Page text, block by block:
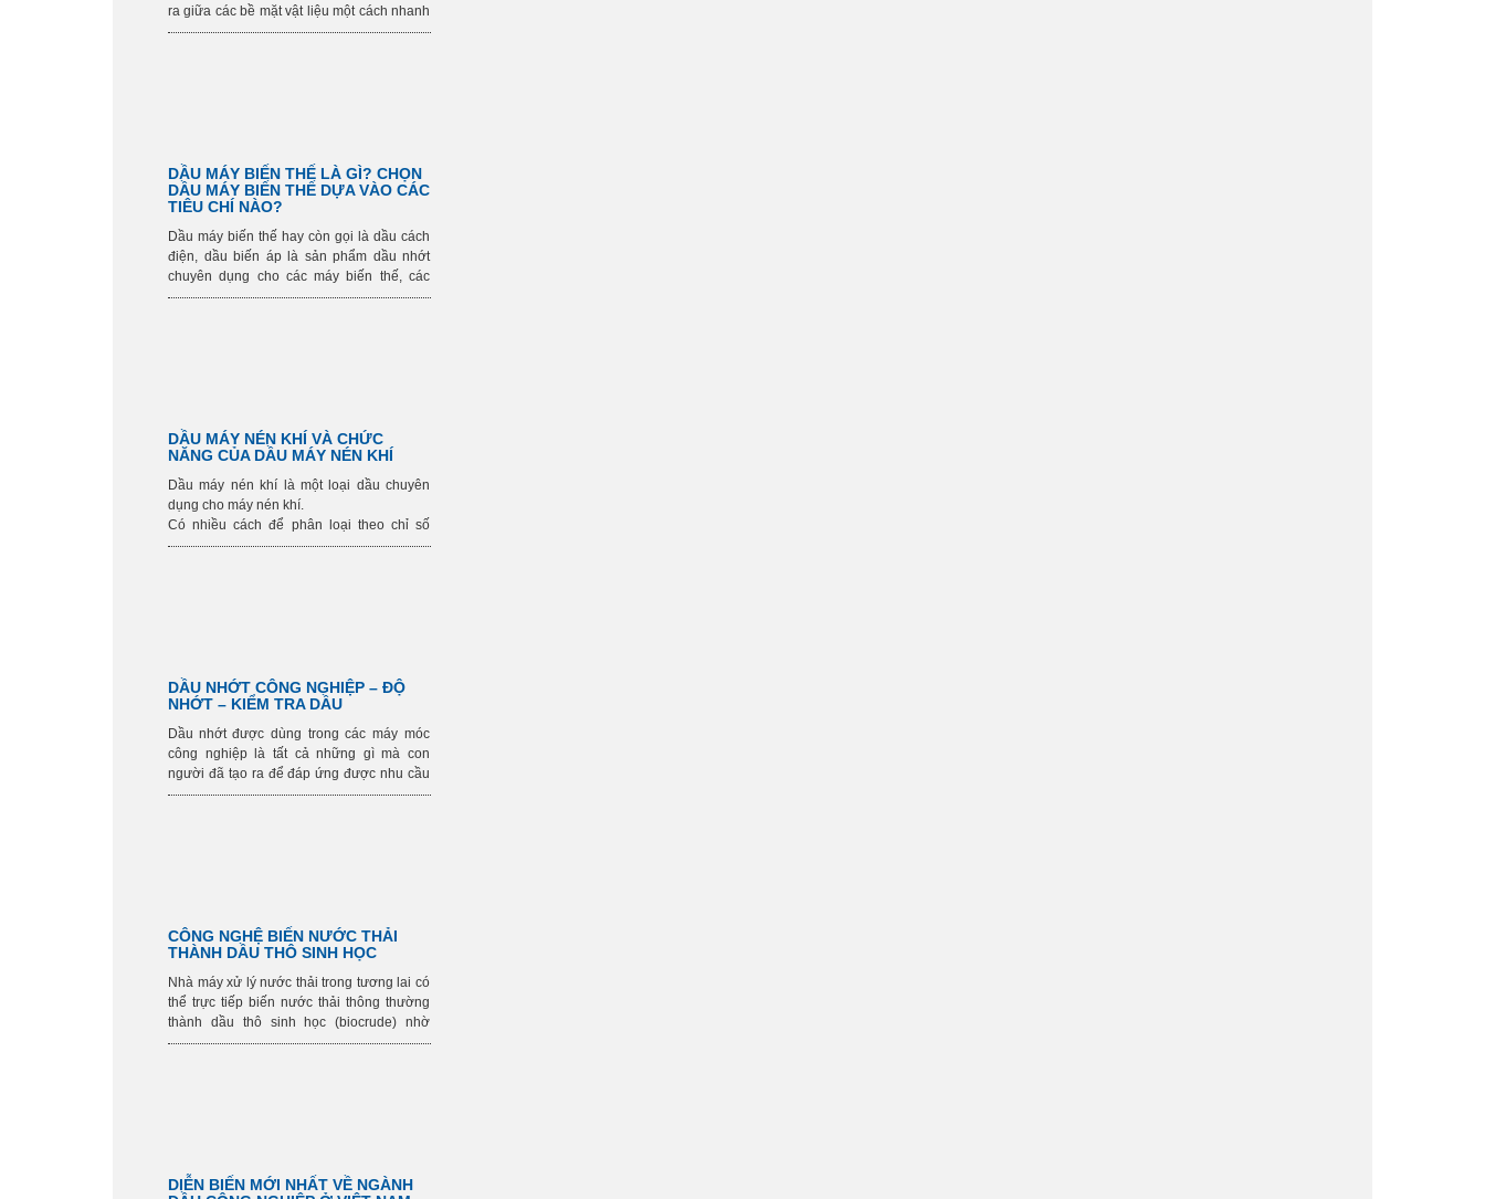
ra giữa các bề mặt vật liệu một cách nhanh
chóng một khi được sử dụng hợp lí. Hầu
DẦU MÁY BIẾN THẾ LÀ GÌ? CHỌN
DẦU MÁY BIẾN THẾ DỰA VÀO CÁC
TIÊU CHÍ NÀO?
Dầu máy biến thế hay còn gọi là dầu cách
điện, dầu biến áp là sản phẩm dầu nhớt
chuyên dụng cho các máy biến thế, các
biến trở và các máy cắt điện được pha chế
DẦU MÁY NÉN KHÍ VÀ CHỨC
NĂNG CỦA DẦU MÁY NÉN KHÍ
Dầu máy nén khí là một loại dầu chuyên
dụng cho máy nén khí.
Có nhiều cách để phân loại theo chỉ số
nhớt hay các tiêu chuẩn, phụ gia…Về căn
DẦU NHỚT CÔNG NGHIỆP – ĐỘ
NHỚT – KIỂM TRA DẦU
Dầu nhớt được dùng trong các máy móc
công nghiệp là tất cả những gì mà con
người đã tạo ra để đáp ứng được nhu cầu
linh hoạt và hoạt đông một cách trơn tru
CÔNG NGHỆ BIẾN NƯỚC THẢI
THÀNH DẦU THÔ SINH HỌC
Nhà máy xử lý nước thải trong tương lai có
thể trực tiếp biến nước thải thông thường
thành dầu thô sinh học (biocrude) nhờ
nghiên cứu của Phòng Thí nghiệm Quốc
DIỄN BIẾN MỚI NHẤT VỀ NGÀNH